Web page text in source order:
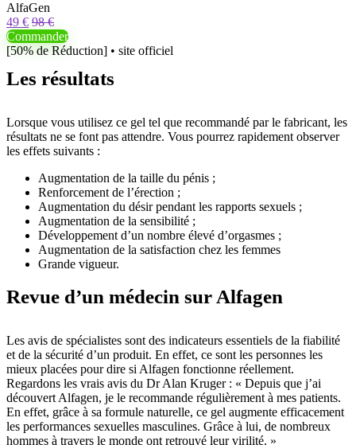
AlfaGen
49 € 98 €
Commander
[50% de Réduction] • site officiel
Les résultats
Lorsque vous utilisez ce gel tel que recommandé par le fabricant, les
résultats ne se font pas attendre. Vous pourrez rapidement observer
les effets suivants :
Augmentation de la taille du pénis ;
Renforcement de l’érection ;
Augmentation du désir pendant les rapports sexuels ;
Augmentation de la sensibilité ;
Développement d’un nombre élevé d’orgasmes ;
Augmentation de la satisfaction chez les femmes
Grande vigueur.
Revue d’un médecin sur Alfagen
Les avis de spécialistes sont des indicateurs essentiels de la fiabilité
et de la sécurité d’un produit. En effet, ce sont les personnes les
mieux placées pour dire si Alfagen fonctionne réellement.
Regardons les vrais avis du Dr Alan Kruger : « Depuis que j’ai
découvert Alfagen, je le recommande régulièrement à mes patients.
En effet, grâce à sa formule naturelle, ce gel augmente efficacement
les performances sexuelles masculines. Grâce à lui, de nombreux
hommes à travers le monde ont retrouvé leur virilité. »